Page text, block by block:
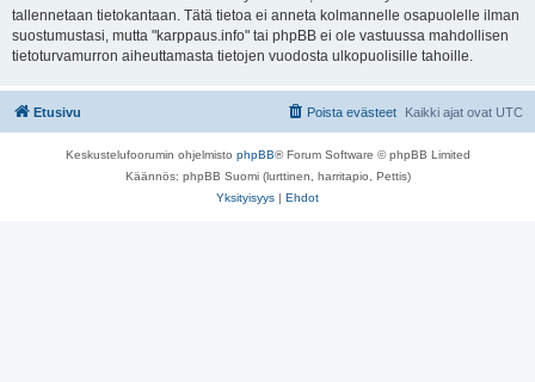
tallennetaan tietokantaan. Tätä tietoa ei anneta kolmannelle osapuolelle ilman
suostumustasi, mutta "karppaus.info" tai phpBB ei ole vastuussa mahdollisen
tietoturvamurron aiheuttamasta tietojen vuodosta ulkopuolisille tahoille.
Etusivu Kaikki ajat ovat UTC
Poista evästeet
Keskustelufoorumin ohjelmisto phpBB® Forum Software © phpBB Limited
Käännös: phpBB Suomi (lurttinen, harritapio, Pettis)
Yksityisyys | Ehdot